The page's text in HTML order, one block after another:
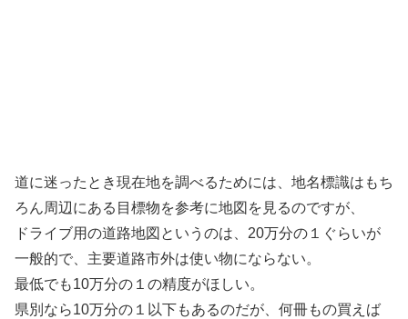
道に迷ったとき現在地を調べるためには、地名標識はもち
ろん周辺にある目標物を参考に地図を見るのですが、
ドライブ用の道路地図というのは、20万分の１ぐらいが
一般的で、主要道路市外は使い物にならない。
最低でも10万分の１の精度がほしい。
県別なら10万分の１以下もあるのだが、何冊もの買えば